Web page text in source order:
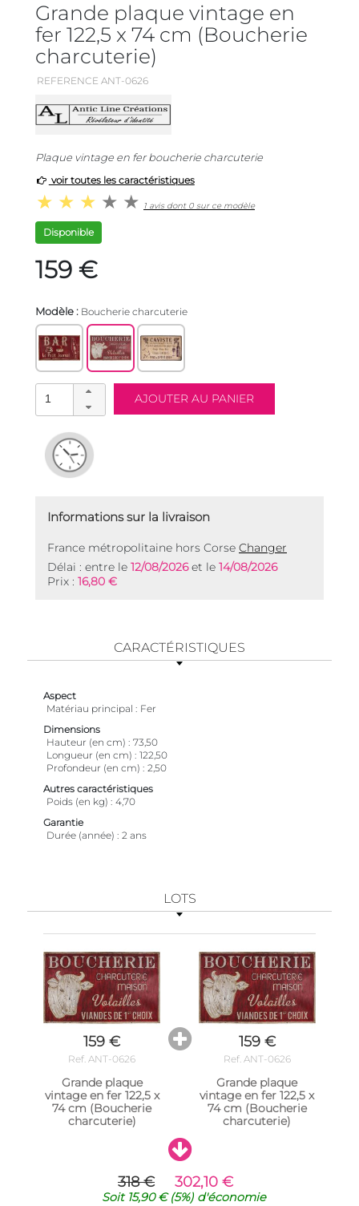
Grande plaque vintage en
fer 122,5 x 74 cm (Boucherie
charcuterie)
REFERENCE ANT-0626
Plaque vintage en fer boucherie charcuterie
voir toutes les caractéristiques
1 avis dont 0 sur ce modèle
Disponible
159 €
Modèle : Boucherie charcuterie
Informations sur la livraison
France métropolitaine hors Corse Changer
Délai : entre le 12/08/2026et le 14/08/2026
Prix : 16,80 €
CARACTÉRISTIQUES
Aspect
Matériau principal
Fer
Dimensions
Hauteur (en cm)
73,50
Longueur (en cm)
122,50
Profondeur (en cm)
2,50
Autres caractéristiques
Poids (en kg)
4,70
Garantie
Durée (année)
2 ans
LOTS
159 €
Ref. ANT-0626
Grande plaque
vintage en fer 122,5 x
74 cm (Boucherie
charcuterie)
159 €
Ref. ANT-0626
Grande plaque
vintage en fer 122,5 x
74 cm (Boucherie
charcuterie)
318 € 302,10 €
Soit 15,90 €(5%)d'économie